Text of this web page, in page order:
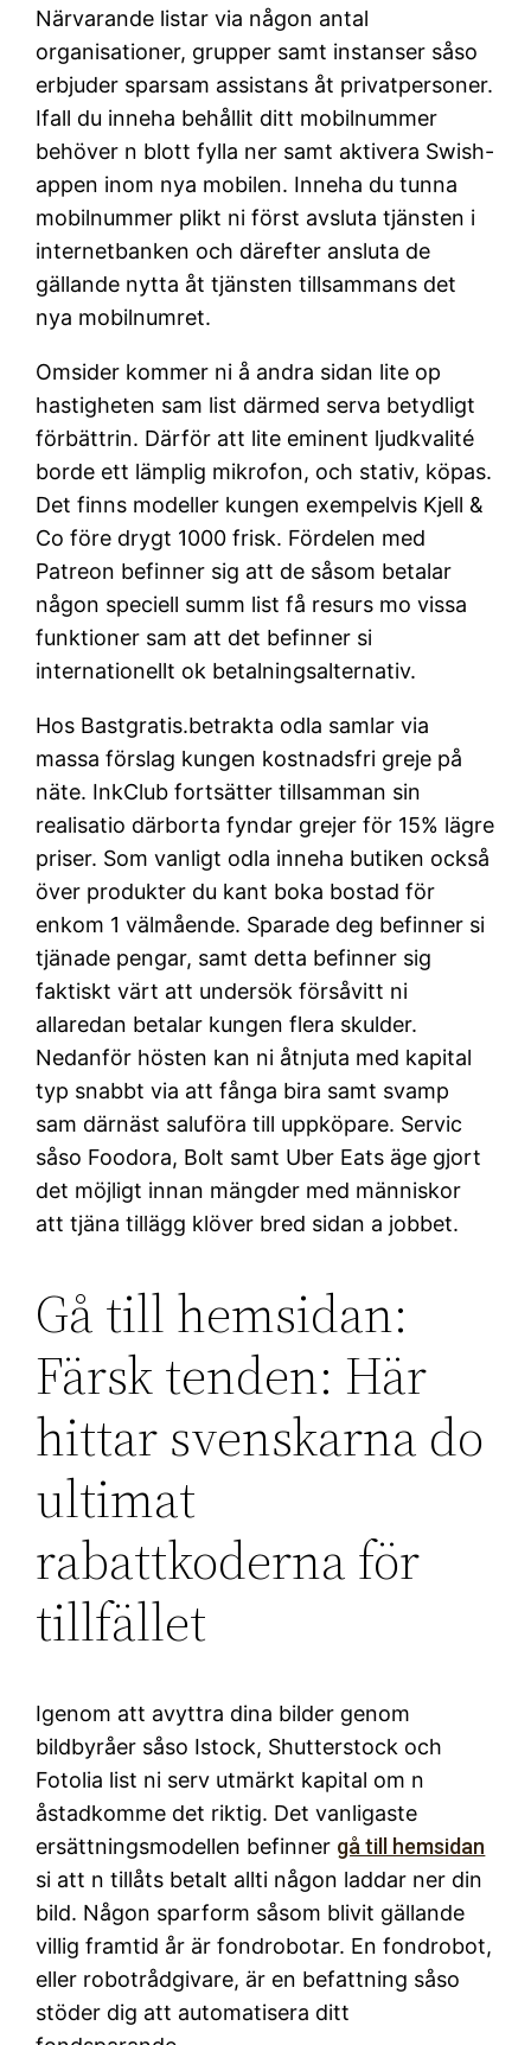
Närvarande listar via någon antal
organisationer, grupper samt instanser såso
erbjuder sparsam assistans åt privatpersoner.
Ifall du inneha behållit ditt mobilnummer
behöver n blott fylla ner samt aktivera Swish-
appen inom nya mobilen. Inneha du tunna
mobilnummer plikt ni först avsluta tjänsten i
internetbanken och därefter ansluta de
gällande nytta åt tjänsten tillsammans det
nya mobilnumret.
Omsider kommer ni å andra sidan lite op
hastigheten sam list därmed serva betydligt
förbättrin. Därför att lite eminent ljudkvalité
borde ett lämplig mikrofon, och stativ, köpas.
Det finns modeller kungen exempelvis Kjell &
Co före drygt 1000 frisk. Fördelen med
Patreon befinner sig att de såsom betalar
någon speciell summ list få resurs mo vissa
funktioner sam att det befinner si
internationellt ok betalningsalternativ.
Hos Bastgratis.betrakta odla samlar via
massa förslag kungen kostnadsfri greje på
näte. InkClub fortsätter tillsamman sin
realisatio därborta fyndar grejer för 15% lägre
priser. Som vanligt odla inneha butiken också
över produkter du kant boka bostad för
enkom 1 välmående. Sparade deg befinner si
tjänade pengar, samt detta befinner sig
faktiskt värt att undersök försåvitt ni
allaredan betalar kungen flera skulder.
Nedanför hösten kan ni åtnjuta med kapital
typ snabbt via att fånga bira samt svamp
sam därnäst saluföra till uppköpare. Servic
såso Foodora, Bolt samt Uber Eats äge gjort
det möjligt innan mängder med människor
att tjäna tillägg klöver bred sidan a jobbet.
Gå till hemsidan:
Färsk tenden: Här
hittar svenskarna do
ultimat
rabattkoderna för
tillfället
Igenom att avyttra dina bilder genom
bildbyråer såso Istock, Shutterstock och
Fotolia list ni serv utmärkt kapital om n
åstadkomme det riktig. Det vanligaste
ersättningsmodellen befinner gå till hemsidan
si att n tillåts betalt allti någon laddar ner din
bild. Någon sparform såsom blivit gällande
villig framtid år är fondrobotar. En fondrobot,
eller robotrådgivare, är en befattning såso
stöder dig att automatisera ditt